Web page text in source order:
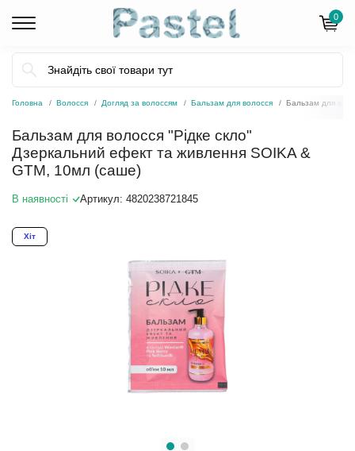
0
Головна Волосся Догляд за волоссям Бальзам для волосся Бальзам для
Бальзам для волосся "Рідке скло"
Дзеркальний ефект та живлення SOIKA &
GTM, 10мл (саше)
В наявності Артикул: 4820238721845
Хіт